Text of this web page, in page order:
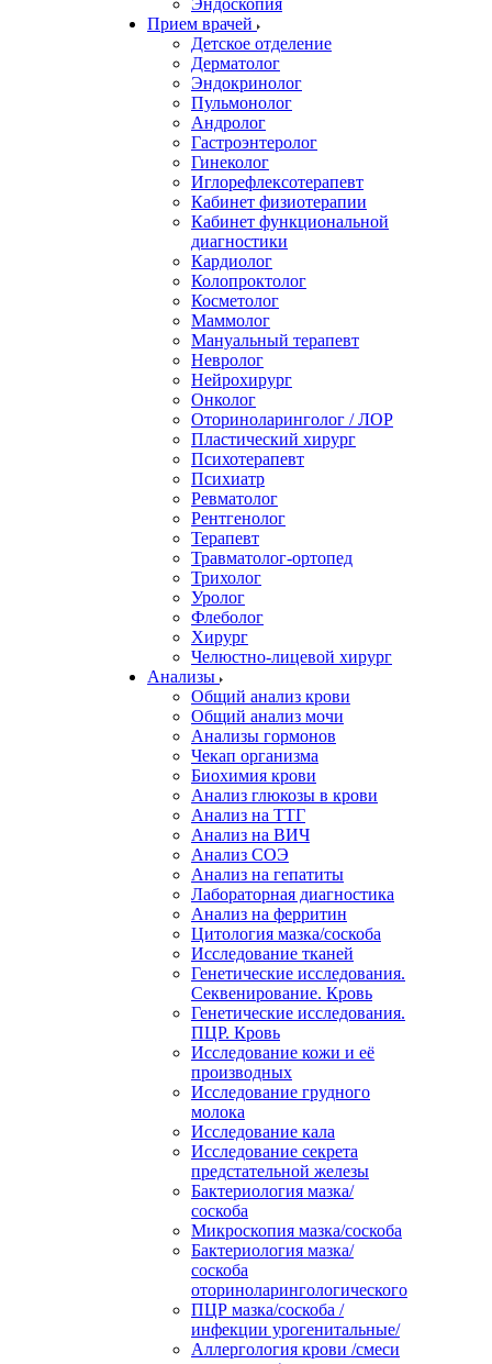
Эндоскопия
Прием врачей
Детское отделение
Дерматолог
Эндокринолог
Пульмонолог
Андролог
Гастроэнтеролог
Гинеколог
Иглорефлексотерапевт
Кабинет физиотерапии
Кабинет функциональной
диагностики
Кардиолог
Колопроктолог
Косметолог
Маммолог
Мануальный терапевт
Невролог
Нейрохирург
Онколог
Оториноларинголог / ЛОР
Пластический хирург
Психотерапевт
Психиатр
Ревматолог
Рентгенолог
Терапевт
Травматолог-ортопед
Трихолог
Уролог
Флеболог
Хирург
Челюстно-лицевой хирург
Анализы
Общий анализ крови
Общий анализ мочи
Анализы гормонов
Чекап организма
Биохимия крови
Анализ глюкозы в крови
Анализ на ТТГ
Анализ на ВИЧ
Анализ СОЭ
Анализ на гепатиты
Лабораторная диагностика
Анализ на ферритин
Цитология мазка/соскоба
Исследование тканей
Генетические исследования.
Секвенирование. Кровь
Генетические исследования.
ПЦР. Кровь
Исследование кожи и её
производных
Исследование грудного
молока
Исследование кала
Исследование секрета
предстательной железы
Бактериология мазка/
соскоба
Микроскопия мазка/соскоба
Бактериология мазка/
соскоба
оториноларингологического
ПЦР мазка/соскоба /
инфекции урогенитальные/
Аллергология крови /смеси